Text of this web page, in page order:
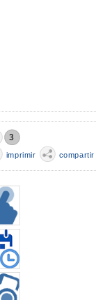
3
imprimir compartir